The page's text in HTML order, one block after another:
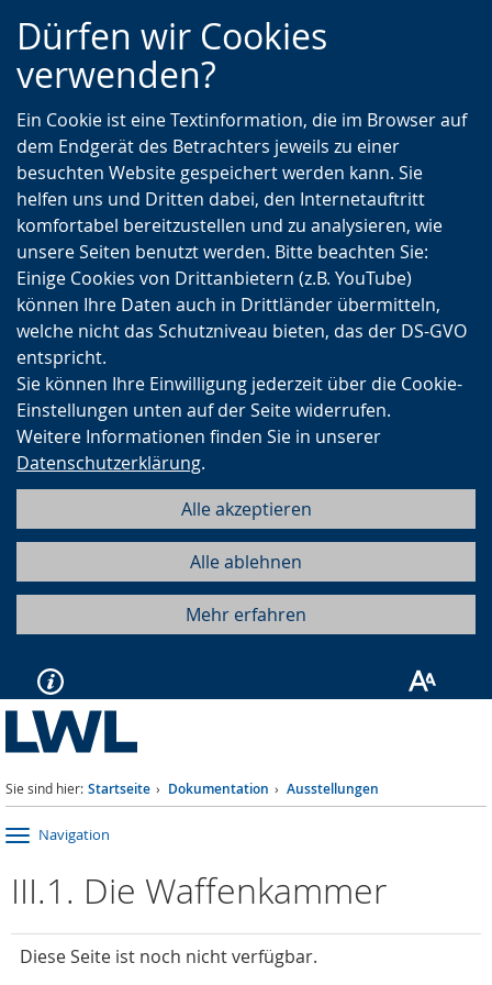
Zur
Hauptnavigation
Zur
Seitennavigation
Zum
Inhalt
Dürfen wir Cookies
verwenden?
Ein Cookie ist eine Textinformation, die im Browser auf
dem Endgerät des Betrachters jeweils zu einer
besuchten Website gespeichert werden kann. Sie
helfen uns und Dritten dabei, den Internetauftritt
komfortabel bereitzustellen und zu analysieren, wie
unsere Seiten benutzt werden. Bitte beachten Sie:
Einige Cookies von Drittanbietern (z.B. YouTube)
können Ihre Daten auch in Drittländer übermitteln,
welche nicht das Schutzniveau bieten, das der DS-GVO
entspricht.
Sie können Ihre Einwilligung jederzeit über die Cookie-
Einstellungen unten auf der Seite widerrufen.
Weitere Informationen finden Sie in unserer
Datenschutzerklärung.
Alle akzeptieren
Alle ablehnen
Mehr erfahren
Sie sind hier: Startseite Dokumentation Ausstellungen
Navigation
III.1. Die Waffenkammer
Diese Seite ist noch nicht verfügbar.